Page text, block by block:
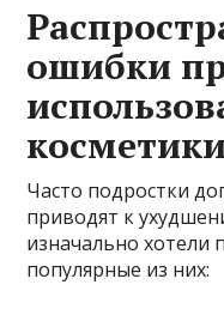
ошибки
Часто подростки
приводят к
изначально хотели
популярные из них: